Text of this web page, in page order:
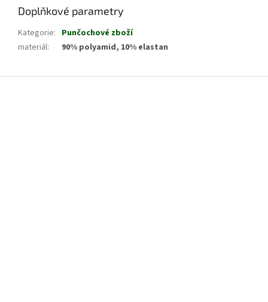
Doplňkové parametry
Kategorie: Punčochové zboží
materiál: 90% polyamid, 10% elastan